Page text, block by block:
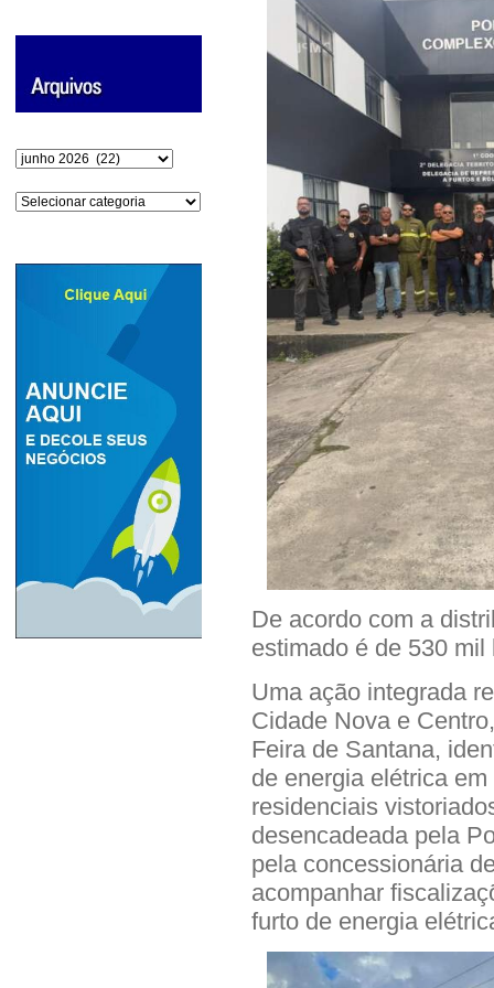
Arquivos
Categorias
De acordo com a
estimado é de 530
Uma ação integrada
Cidade Nova e
Feira de Santana,
de energia elétrica
residenciais
desencadeada pela
pela concessionária
acompanhar
furto de energia